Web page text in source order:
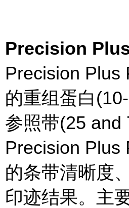
Precision
Precision
的重组蛋白
参照带(25 and
Precision
的条带清晰度
印迹结果。主